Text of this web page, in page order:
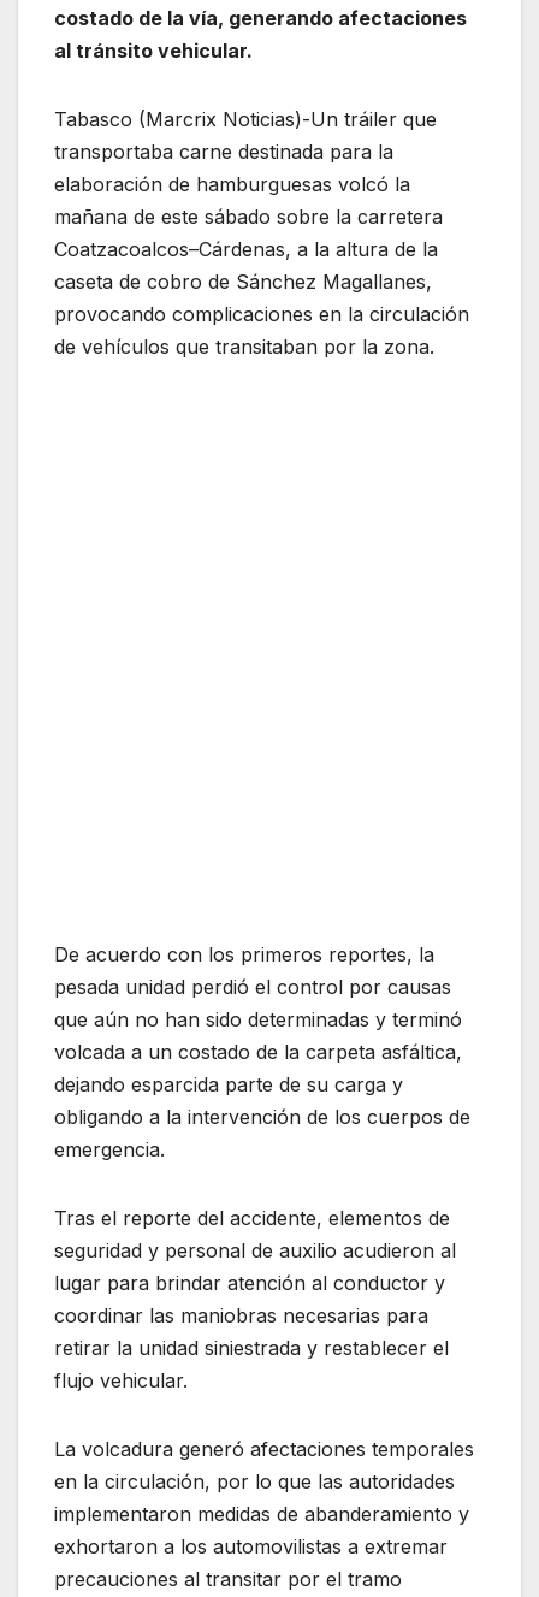
costado de la vía, generando afectaciones
al tránsito vehicular.
Tabasco (Marcrix Noticias)-Un tráiler que
transportaba carne destinada para la
elaboración de hamburguesas volcó la
mañana de este sábado sobre la carretera
Coatzacoalcos–Cárdenas, a la altura de la
caseta de cobro de Sánchez Magallanes,
provocando complicaciones en la circulación
de vehículos que transitaban por la zona.
De acuerdo con los primeros reportes, la
pesada unidad perdió el control por causas
que aún no han sido determinadas y terminó
volcada a un costado de la carpeta asfáltica,
dejando esparcida parte de su carga y
obligando a la intervención de los cuerpos de
emergencia.
Tras el reporte del accidente, elementos de
seguridad y personal de auxilio acudieron al
lugar para brindar atención al conductor y
coordinar las maniobras necesarias para
retirar la unidad siniestrada y restablecer el
flujo vehicular.
La volcadura generó afectaciones temporales
en la circulación, por lo que las autoridades
implementaron medidas de abanderamiento y
exhortaron a los automovilistas a extremar
precauciones al transitar por el tramo